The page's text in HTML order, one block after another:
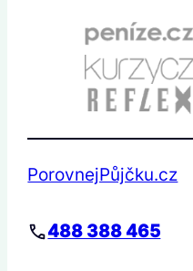
PorovnejPůjčku.cz
488 388 465